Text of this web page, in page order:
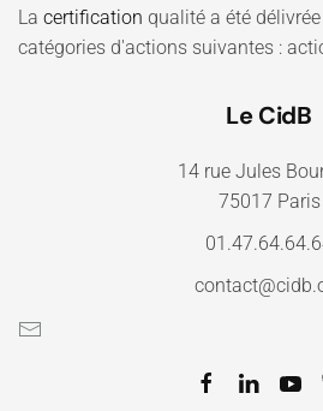
La certification qualité a été
catégories d'actions suivantes :
Le CidB
14 rue Jules
75017 Paris